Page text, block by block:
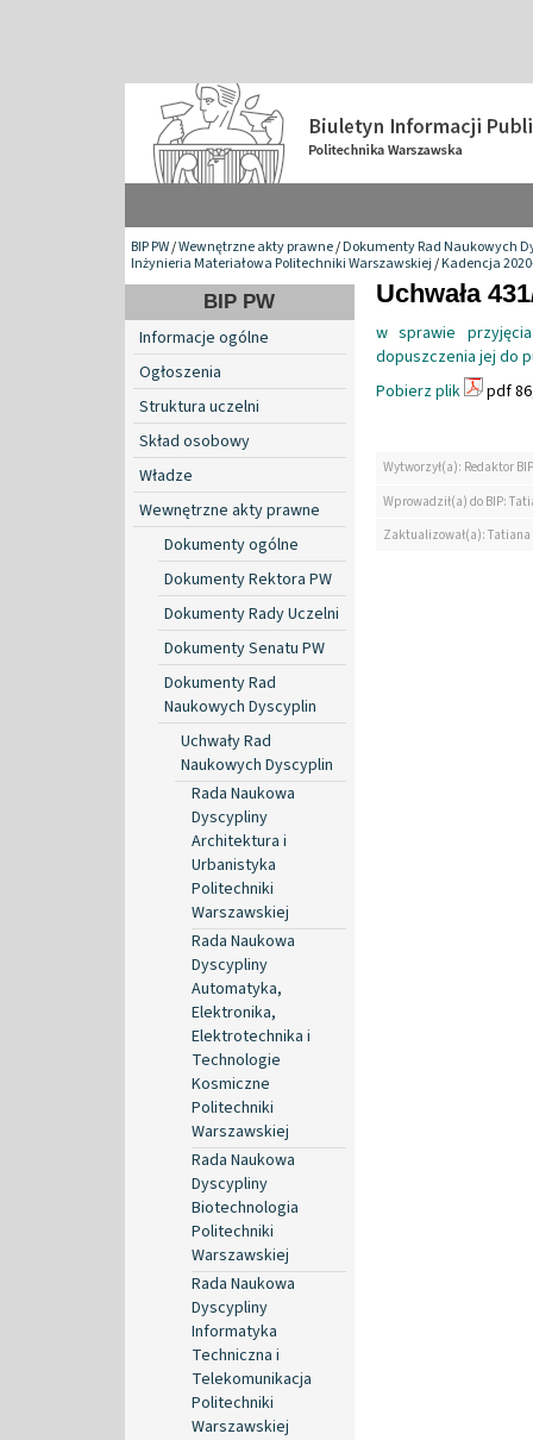
BIP PW/Wewnętrzne akty prawne/Dokumenty Rad Naukowych
Inżynieria Materiałowa Politechniki Warszawskiej/Kadencja
BIP PW
Informacje ogólne
Ogłoszenia
Struktura uczelni
Skład osobowy
Władze
Wewnętrzne akty prawne
Dokumenty ogólne
Dokumenty Rektora PW
Dokumenty Rady Uczelni
Dokumenty Senatu PW
Dokumenty Rad
Naukowych Dyscyplin
Uchwały Rad
Naukowych Dyscyplin
Rada Naukowa
Dyscypliny
Architektura i
Urbanistyka
Politechniki
Warszawskiej
Rada Naukowa
Dyscypliny
Automatyka,
Elektronika,
Elektrotechnika i
Technologie
Kosmiczne
Politechniki
Warszawskiej
Rada Naukowa
Dyscypliny
Biotechnologia
Politechniki
Warszawskiej
Rada Naukowa
Dyscypliny
Informatyka
Techniczna i
Telekomunikacja
Politechniki
Warszawskiej
Uchwała
w sprawie
dopuszczenia jej do
Pobierz plik
pdf
Wytworzył(a): Redaktor BIP
Wprowadził(a) do BIP:
Zaktualizował(a):